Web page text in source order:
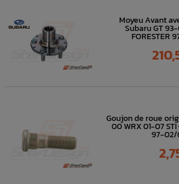
Moyeu Avant
Subaru GT
FORESTER
Prix
Goujon de roue
00 WRX 01-07 STI
97-
Prix